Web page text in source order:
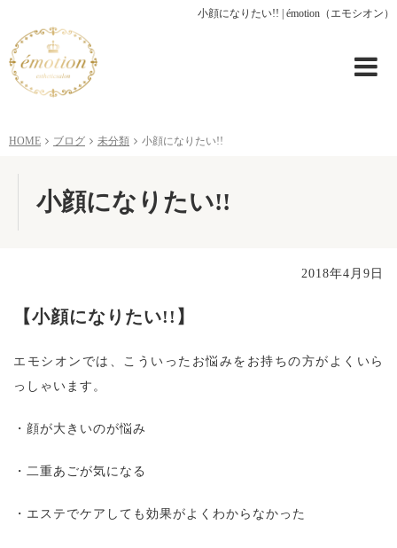
小顔になりたい!! | émotion（エモシオン）
HOME ブログ 未分類 小顔になりたい!!
小顔になりたい!!
2018年4月9日
【小顔になりたい!!】
エモシオンでは、こういったお悩みをお持ちの方がよくいら
っしゃいます。
・顔が大きいのが悩み
・二重あごが気になる
・エステでケアしても効果がよくわからなかった